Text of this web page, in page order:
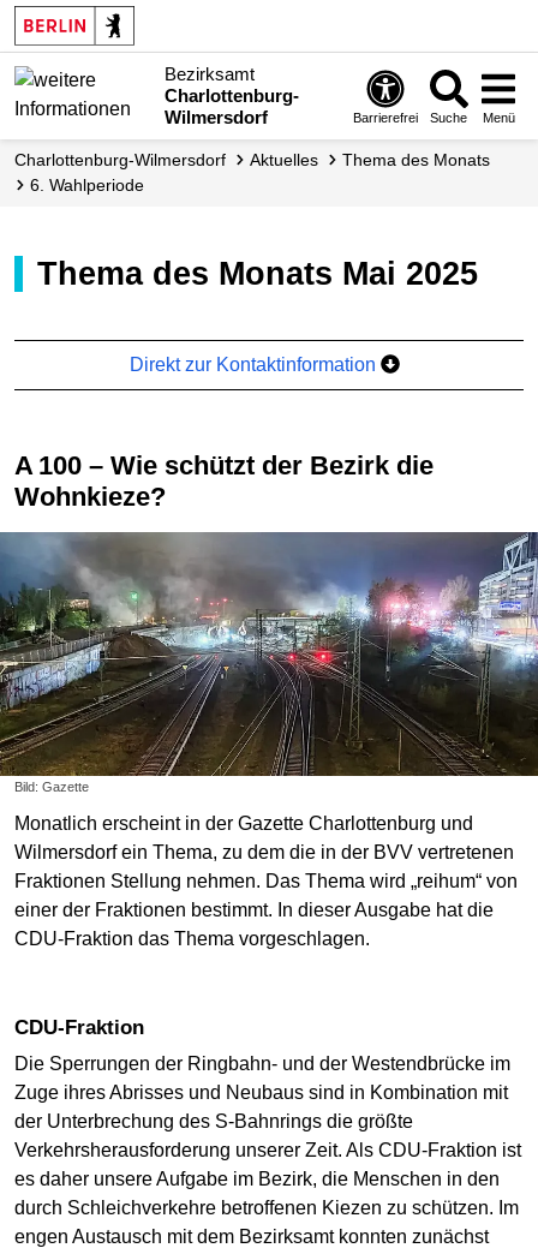
Bezirksamt
Charlottenburg-
Wilmersdorf
Barrierefrei Suche Menü
Charlottenburg-Wilmersdorf Aktuelles
Thema des Monats
6. Wahlperiode
Thema des Monats Mai 2025
Direkt zur Kontaktinformation
Bild: Gazette
A 100 – Wie schützt der Bezirk die
Wohnkieze?
Monatlich erscheint in der Gazette Charlottenburg und
Wilmersdorf ein Thema, zu dem die in der BVV vertretenen
Fraktionen Stellung nehmen. Das Thema wird „reihum“ von
einer der Fraktionen bestimmt. In dieser Ausgabe hat die
CDU-Fraktion das Thema vorgeschlagen.
CDU-Fraktion
Die Sperrungen der Ringbahn- und der Westendbrücke im
Zuge ihres Abrisses und Neubaus sind in Kombination mit
der Unterbrechung des S-Bahnrings die größte
Verkehrsherausforderung unserer Zeit. Als CDU-Fraktion ist
es daher unsere Aufgabe im Bezirk, die Menschen in den
durch Schleichverkehre betroffenen Kiezen zu schützen. Im
engen Austausch mit dem Bezirksamt konnten zunächst